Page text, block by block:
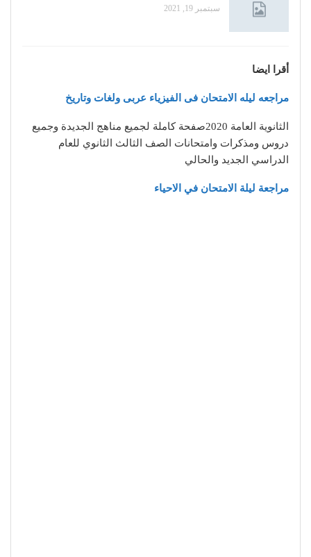
سبتمبر 19, 2021
أقرا ايضا
مراجعه ليله الامتحان فى الفيزياء عربى ولغات وتاريخ
الثانوية العامة 2020صفحة كاملة لجميع مناهج الجديدة وجميع
دروس ومذكرات وامتحانات الصف الثالث الثانوي للعام
الدراسي الجديد والحالي
مراجعة ليلة الامتحان في الاحياء